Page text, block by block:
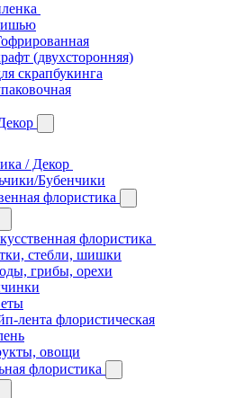
(двухсторонняя)
скрапбукинга
/ Декор
Бубенчики
флористика
флористика
стебли, шишки
грибы, орехи
лента флористическая
овощи
флористика